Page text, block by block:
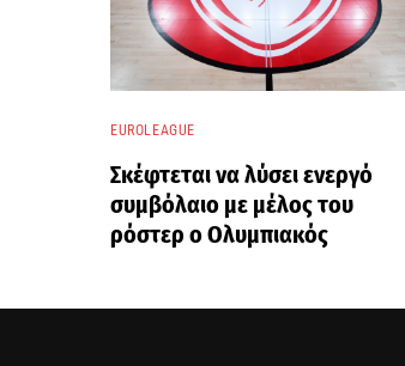
EUROLEAGUE
Σκέφτεται να λύσει ενεργό
συμβόλαιο με μέλος του
ρόστερ ο Ολυμπιακός